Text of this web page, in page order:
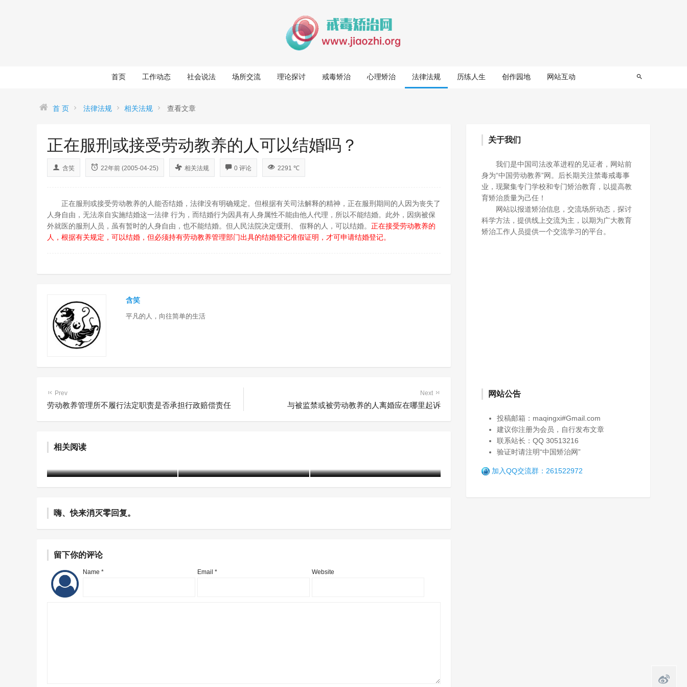
首页 工作动态 社会说法 场所交流 理论探讨 戒毒矫治 心理矫治 法律法规 历练人生 创作园地 网站互动
首 页 法律法规 相关法规 查看文章
正在服刑或接受劳动教养的人可以结婚吗？
含笑 22年前 (2005-04-25) 相关法规 0 评论 2291 ℃
正在服刑或接受劳动教养的人能否结婚，法律没有明确规定。但根据有关司法解释的精神，正在服刑期间的人因为丧失了
人身自由，无法亲自实施结婚这一法律 行为，而结婚行为因具有人身属性不能由他人代理，所以不能结婚。此外，因病被保
外就医的服刑人员，虽有暂时的人身自由，也不能结婚。但人民法院决定缓刑、 假释的人，可以结婚。 正在接受劳动教养的
人，根据有关规定，可以结婚，但必须持有劳动教养管理部门出具的结婚登记准假证明，才可申请结婚登记。
含笑
平凡的人，向往简单的生活
Prev
劳动教养管理所不履行法定职责是否承担行政赔偿责任
Next
与被监禁或被劳动教养的人离婚应在哪里起诉
相关阅读
行政信息化建设的意见》
《人民警察抚恤优待办法》
嗨、快来消灭零回复。
留下你的评论
Name * Email * Website
关于我们
我们是中国司法改革进程的见证者，网站前
身为“中国劳动教养”网。后长期关注禁毒戒毒事
业，现聚集专门学校和专门矫治教育，以提高教
育矫治质量为己任！
网站以报道矫治信息，交流场所动态，探讨
科学方法，提供线上交流为主，以期为广大教育
矫治工作人员提供一个交流学习的平台。
网站公告
投稿邮箱：maqingxi#Gmail.com
建议你注册为会员，自行发布文章
联系站长：QQ 30513216
验证时请注明“中国矫治网”
加入QQ交流群：261522972